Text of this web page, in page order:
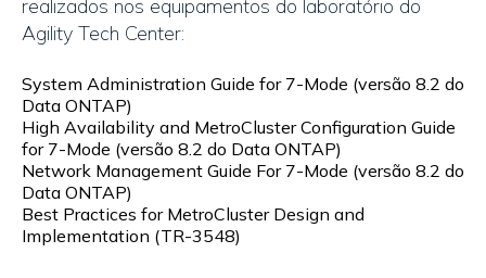
realizados nos equipamentos do laboratório do
Agility Tech Center:
System Administration Guide for 7-Mode (versão 8.2 do
Data ONTAP)
High Availability and MetroCluster Configuration Guide
for 7-Mode (versão 8.2 do Data ONTAP)
Network Management Guide For 7-Mode (versão 8.2 do
Data ONTAP)
Best Practices for MetroCluster Design and
Implementation (TR-3548)